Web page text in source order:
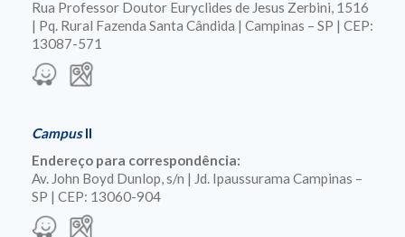
Rua Professor Doutor Euryclides de Jesus Zerbini, 1516
| Pq. Rural Fazenda Santa Cândida | Campinas – SP | CEP:
13087-571
CampusII
Endereço para correspondência:
Av. John Boyd Dunlop, s/n | Jd. Ipaussurama Campinas –
SP | CEP: 13060-904